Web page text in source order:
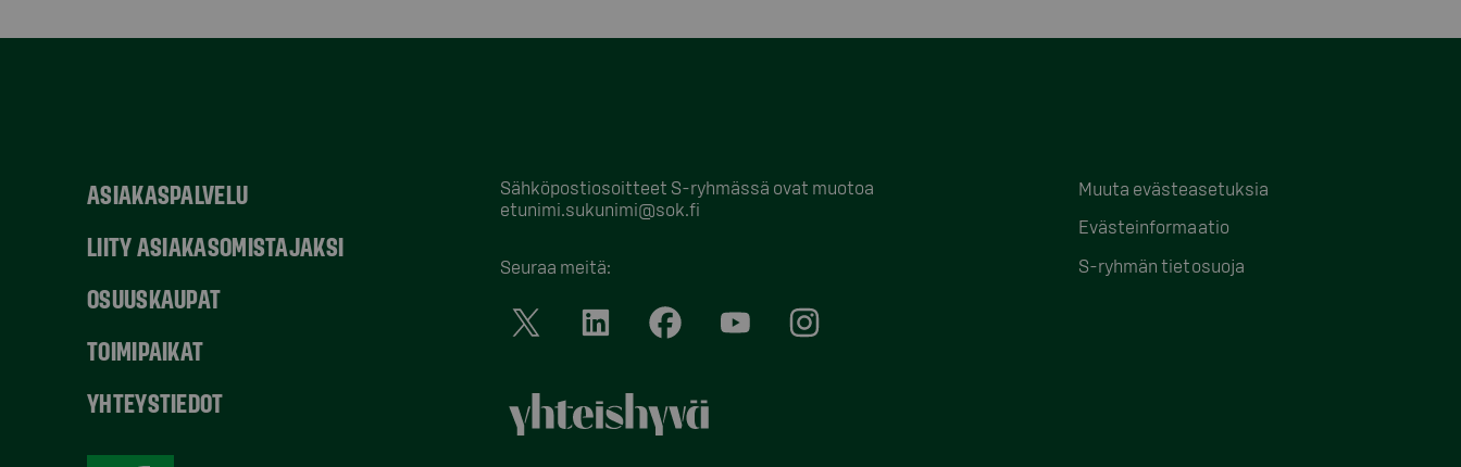
ASIAKASPALVELU
LIITY ASIAKASOMISTAJAKSI
OSUUSKAUPAT
TOIMIPAIKAT
YHTEYSTIEDOT
Sähköpostiosoitteet S-ryhmässä ovat muotoa
etunimi.sukunimi@sok.fi
Seuraa meitä:
Muuta evästeasetuksia
Evästeinformaatio
S-ryhmän tietosuoja